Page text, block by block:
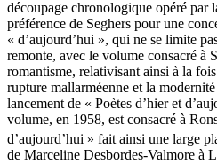
découpage chronologique opéré par
préférence de Seghers pour une
« d’aujourd’hui », qui ne se limite
remonte, avec le volume consacré à
romantisme, relativisant ainsi à la
rupture mallarméenne et la
lancement de « Poètes d’hier et
volume, en 1958, est consacré à
d’aujourd’hui » fait ainsi une large
de Marceline Desbordes-Valmore à